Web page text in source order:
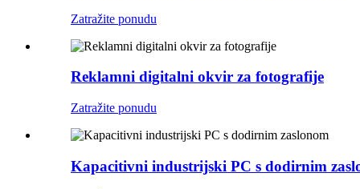
Zatražite ponudu
Reklamni digitalni okvir za fotografije
Zatražite ponudu
Kapacitivni industrijski PC s dodirnim